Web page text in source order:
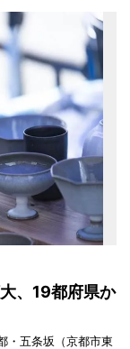
、19都府県か
・五条坂（京都市東